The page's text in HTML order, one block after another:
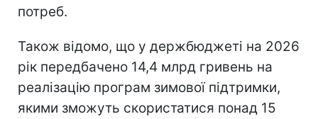
потреб.
Також відомо, що у держбюджеті на 2026
рік передбачено 14,4 млрд гривень на
реалізацію програм зимової підтримки,
якими зможуть скористатися понад 15